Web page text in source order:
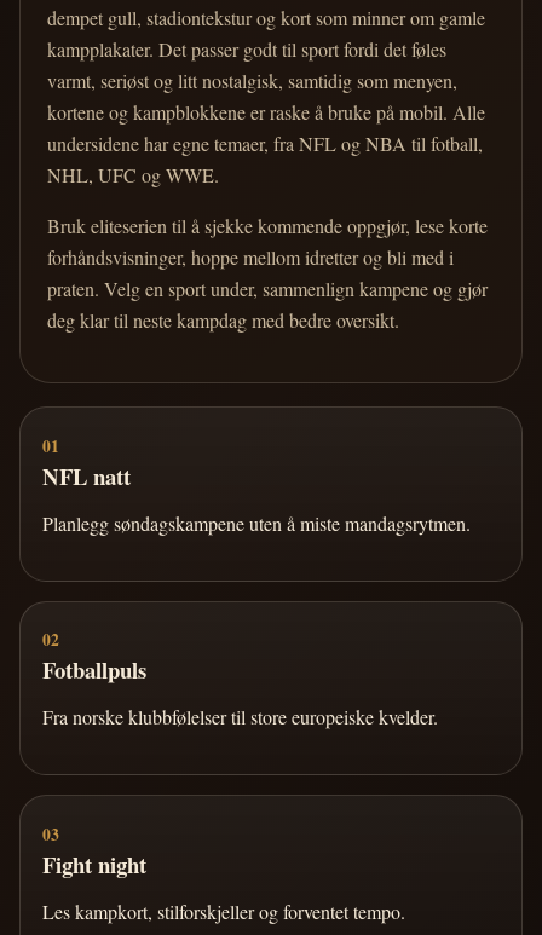
dempet gull, stadiontekstur og kort som minner om gamle
kampplakater. Det passer godt til sport fordi det føles
varmt, seriøst og litt nostalgisk, samtidig som menyen,
kortene og kampblokkene er raske å bruke på mobil. Alle
undersidene har egne temaer, fra NFL og NBA til fotball,
NHL, UFC og WWE.
Bruk eliteserien til å sjekke kommende oppgjør, lese korte
forhåndsvisninger, hoppe mellom idretter og bli med i
praten. Velg en sport under, sammenlign kampene og gjør
deg klar til neste kampdag med bedre oversikt.
01
NFL natt
Planlegg søndagskampene uten å miste mandagsrytmen.
02
Fotballpuls
Fra norske klubbfølelser til store europeiske kvelder.
03
Fight night
Les kampkort, stilforskjeller og forventet tempo.